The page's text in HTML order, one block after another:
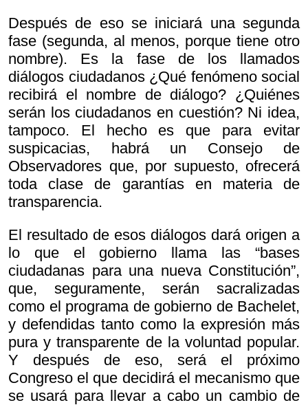
Después de eso se iniciará una segunda
fase (segunda, al menos, porque tiene otro
nombre). Es la fase de los llamados
diálogos ciudadanos ¿Qué fenómeno social
recibirá el nombre de diálogo? ¿Quiénes
serán los ciudadanos en cuestión? Ni idea,
tampoco. El hecho es que para evitar
suspicacias, habrá un Consejo de
Observadores que, por supuesto, ofrecerá
toda clase de garantías en materia de
transparencia.
El resultado de esos diálogos dará origen a
lo que el gobierno llama las “bases
ciudadanas para una nueva Constitución”,
que, seguramente, serán sacralizadas
como el programa de gobierno de Bachelet,
y defendidas tanto como la expresión más
pura y transparente de la voluntad popular.
Y después de eso, será el próximo
Congreso el que decidirá el mecanismo que
se usará para llevar a cabo un cambio de